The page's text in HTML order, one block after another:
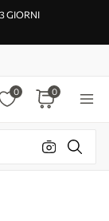
GIORNI
0 0